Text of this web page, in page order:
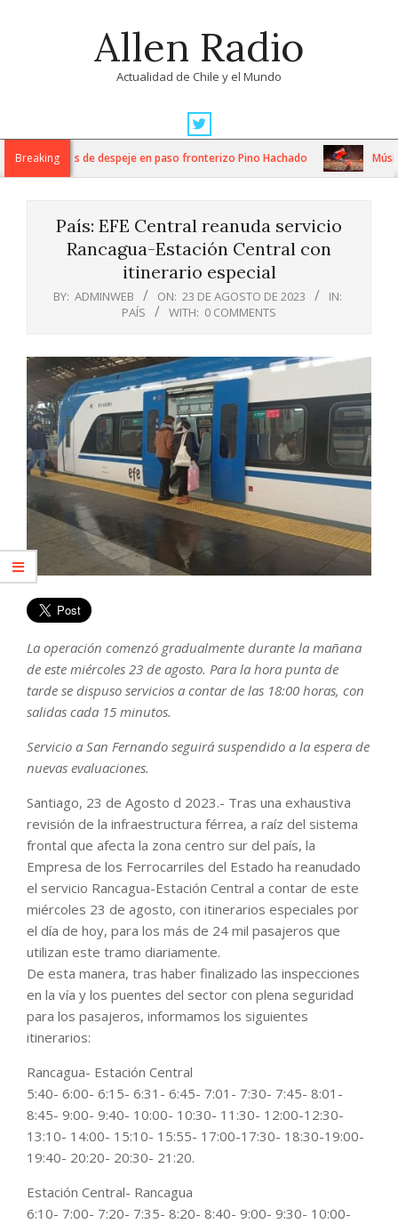
Allen Radio
Actualidad de Chile y el Mundo
Navigation
MenuBreaking
trabajos de despeje en paso fronterizo Pino Hachado
País: EFE Central reanuda servicio
Rancagua-Estación Central con
itinerario especial
BY: ADMINWEB ON: 23 DE AGOSTO DE 2023
IN:
PAÍS
WITH: 0 COMMENTS
La operación comenzó gradualmente durante la mañana
de este miércoles 23 de agosto. Para la hora punta de
tarde se dispuso servicios a contar de las 18:00 horas, con
salidas cada 15 minutos.
Servicio a San Fernando seguirá suspendido a la espera de
nuevas evaluaciones.
Santiago, 23 de Agosto d 2023.- Tras una exhaustiva
revisión de la infraestructura férrea, a raíz del sistema
frontal que afecta la zona centro sur del país, la
Empresa de los Ferrocarriles del Estado ha reanudado
el servicio Rancagua-Estación Central a contar de este
miércoles 23 de agosto, con itinerarios especiales por
el día de hoy, para los más de 24 mil pasajeros que
utilizan este tramo diariamente.
De esta manera, tras haber finalizado las inspecciones
en la vía y los puentes del sector con plena seguridad
para los pasajeros, informamos los siguientes
itinerarios:
Rancagua- Estación Central
5:40- 6:00- 6:15- 6:31- 6:45- 7:01- 7:30- 7:45- 8:01-
8:45- 9:00- 9:40- 10:00- 10:30- 11:30- 12:00-12:30-
13:10- 14:00- 15:10- 15:55- 17:00-17:30- 18:30-19:00-
19:40- 20:20- 20:30- 21:20.
Estación Central- Rancagua
6:10- 7:00- 7:20- 7:35- 8:20- 8:40- 9:00- 9:30- 10:00-